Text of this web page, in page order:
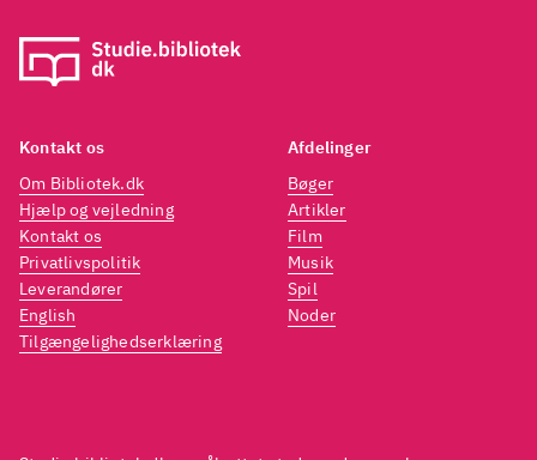
Kontakt os
Om Bibliotek.dk
Hjælp og vejledning
Kontakt os
Privatlivspolitik
Leverandører
English
Tilgængelighedserklæring
Afdelinger
Bøger
Artikler
Film
Musik
Spil
Noder